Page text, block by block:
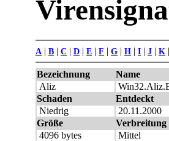
A | B | C | D | E | F | G | H | I | J | K
Bezeichnung
Name
Aliz
Schaden
Entdeckt
Niedrig
20.11.2000
Größe
Verbreitung
4096 bytes
Mittel